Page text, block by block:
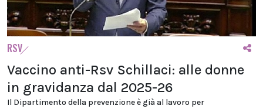
RSV
Vaccino anti-Rsv Schillaci: alle donne
in gravidanza dal 2025-26
Il Dipartimento della prevenzione è già al lavoro per